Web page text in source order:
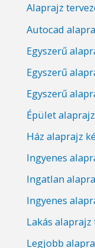
Alaprajz
Autocad
Egyszerű
Egyszerű
Egyszerű
Épület
Ház alaprajz
Ingyenes
Ingatlan
Ingyenes
Lakás alaprajz
Legjobb